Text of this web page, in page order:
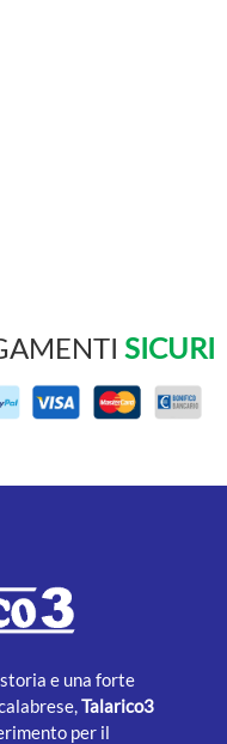
SICURI
e una forte
Talarico3
per il